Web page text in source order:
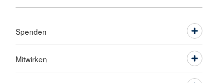
Spenden
Mitwirken